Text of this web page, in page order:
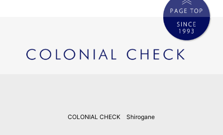
COLONIAL CHECK Shirogane